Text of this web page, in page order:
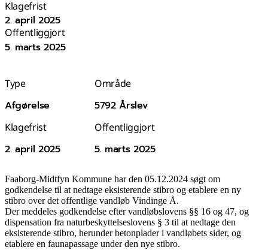
Klagefrist
2. april 2025
Offentliggjort
5. marts 2025
Type
Afgørelse
Område
5792 Årslev
Klagefrist
2. april 2025
Offentliggjort
5. marts 2025
Faaborg-Midtfyn Kommune har den 05.12.2024 søgt om
godkendelse til at nedtage eksisterende stibro og etablere en ny
stibro over det offentlige vandløb Vindinge Å.
Der meddeles godkendelse efter vandløbslovens §§ 16 og 47, og
dispensation fra naturbeskyttelseslovens § 3 til at nedtage den
eksisterende stibro, herunder betonplader i vandløbets sider, og
etablere en faunapassage under den nye stibro.